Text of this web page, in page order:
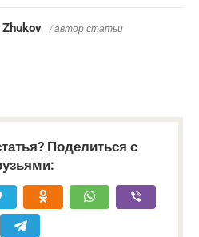
/ автор статьи
Поделиться с